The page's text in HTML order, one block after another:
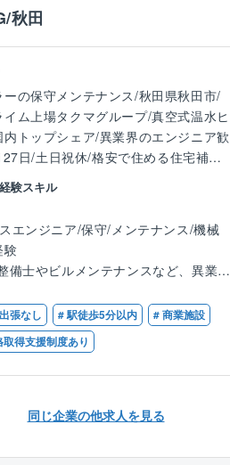
らず、アイディアや意見を発信、交
る環境づくりに力を注いでいます。そ
身の経験、及び、コミュニケーション
すことができます。
維持管理、点検
路の維持保全に関する業務
特徴】
立の同社。環境に配慮した専門技術の
ティング業務を提供する会社です。特
は国が推し進める国土強靭化政策の一
道路や橋梁の整備を多数手がけてい
は建設コンサルティング会社とし
、計画・設計、施工管理から維持管理
、道路整備・保全にかかる一連の業
ている会社です。クライアントは国
、地方自治体が中心で安定した
秋田
ーの保守メンテナンス/秋田県秋田市/
イム上場タクマグループ/真空式温水ヒ
内トップシェア/異業界のエンジニア歓
日/土日祝休/格安で住める住宅補助
：
施設や病院、工場等で利用されるボ
タのメーカーです。開発からメンテ
で対応しているため、顧客に寄り添っ
能となります。同社にてボイラの保
テナンスをお任せします。
理対応、顧客管理、アフターメンテ
新営業等をご担当頂きます。
験スキル
エンジニア/保守/メンテナンス/機械
験
備士やビルメンテナンスなど、異業界
の業務関連に関する知識、資格
車免許第一種
張なし # 駅徒歩5分以内
# 商業施設
取得支援制度あり
同じ企業の他求人を見る